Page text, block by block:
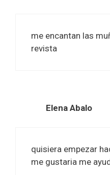
me encantan las
revista
Elena Abalo
quisiera empezar
me gustaria me